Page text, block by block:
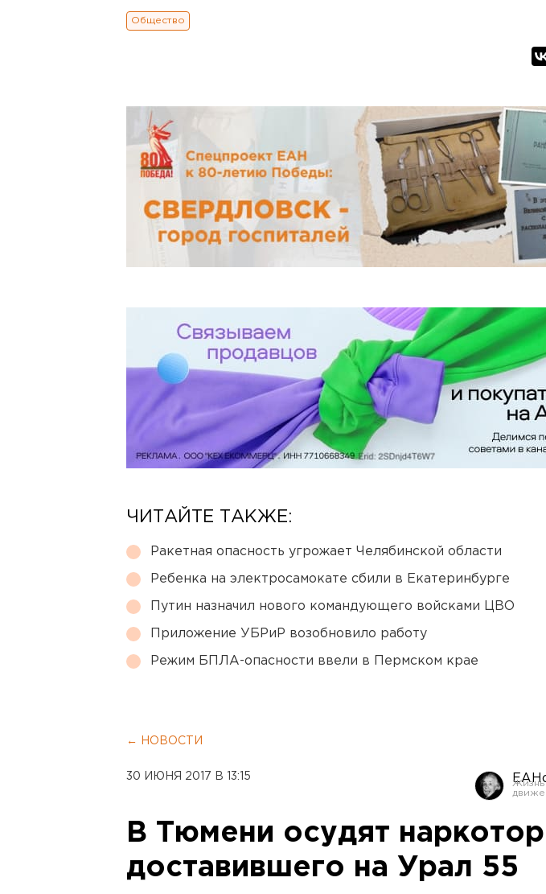
Общество
ЧИТАЙТЕ ТАКЖЕ:
Ракетная опасность угрожает Челябинской области
Ребенка на электросамокате сбили в Екатеринбурге
Путин назначил нового командующего войсками ЦВО
Приложение УБРиР возобновило работу
Режим БПЛА-опасности ввели в Пермском крае
← НОВОСТИ
30 ИЮНЯ 2017 В 13:15
В Тюмени осудят
доставившего на Урал 55